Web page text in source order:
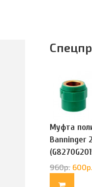
Муфта
Banninger
960р. 600р.